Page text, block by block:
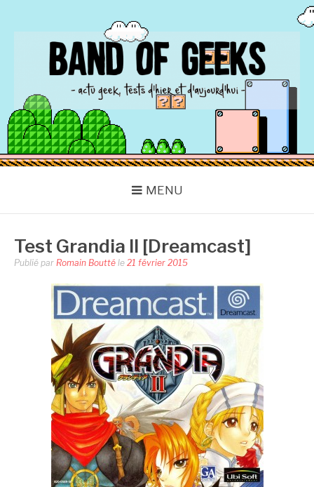
BAND OF GEEKS
Actu Geek d'hier et d'aujourd'hui
MENU
Test Grandia II [Dreamcast]
Publié par Romain Boutté le 21 février 2015